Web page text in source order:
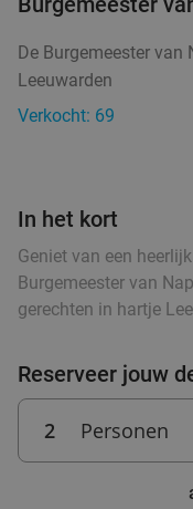
Hof van
Oldeberkoop
3-gangen
Vandaag Morgen
Marum
De Burgemeester van
Leeuwarden
Verkocht: 69
In het kort
Geniet van een
Burgemeester van
gerechten in hartje
Reserveer jouw
2 Personen